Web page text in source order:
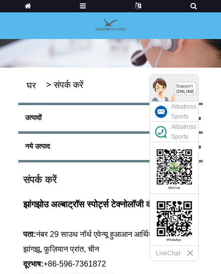
घर > संपर्क करें
उत्पादों
नये उत्पाद
संपर्क करें
झांगझोउ अल्बाट्रॉस स्पोर्ट्स टेक्नोलॉजी कंपनी लिमिटेड
पता:नंबर 29 साउथ नॉर्थ एवेन्यू हुआआन आर्थिक विकास क्षेत्र,
झांगझू, फ़ुज़ियान प्रांत, चीन
दूरभाष:+86-596-7361872
Albatross
Sports
Albatross
Sports
LiveChat